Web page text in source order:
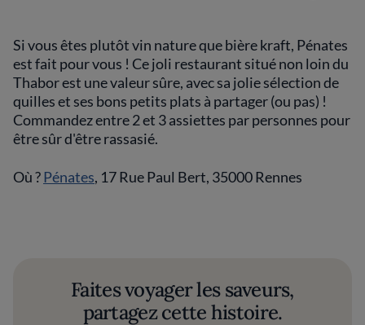
Si vous êtes plutôt vin nature que bière kraft, Pénates
est fait pour vous ! Ce joli restaurant situé non loin du
Thabor est une valeur sûre, avec sa jolie sélection de
quilles et ses bons petits plats à partager (ou pas) !
Commandez entre 2 et 3 assiettes par personnes pour
être sûr d'être rassasié.
Où ?Pénates, 17 Rue Paul Bert, 35000 Rennes
Faites voyager les saveurs,
partagez cette histoire.